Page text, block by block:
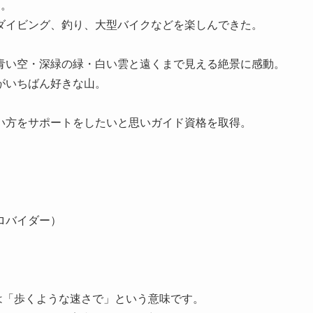
ビング、釣り、大型バイクなどを楽しんできた。
空・深緑の緑・白い雲と遠くまで見える絶景に感動。
ちばん好きな山。
をサポートをしたいと思いガイド資格を取得。
イダー）
歩くような速さで」という意味です。